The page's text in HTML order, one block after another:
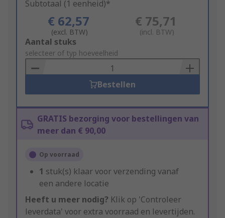
Subtotaal (1 eenheid)*
€ 62,57
(excl. BTW)
€ 75,71
(incl. BTW)
Add
to
Basket
Aantal stuks
selecteer of typ hoeveelheid
Bestellen
GRATIS bezorging voor bestellingen van
meer dan € 90,00
Op voorraad
1 stuk(s) klaar voor verzending vanaf
een andere locatie
Heeft u meer nodig? Klik op 'Controleer
leverdata' voor extra voorraad en levertijden.